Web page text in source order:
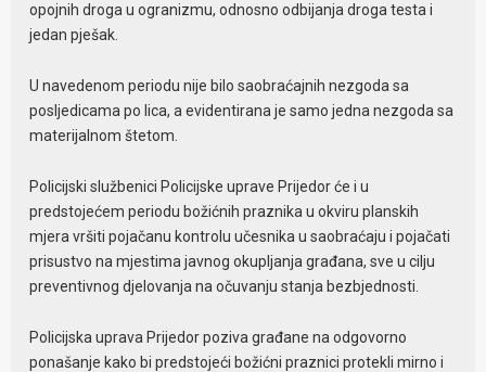
opojnih droga u ogranizmu, odnosno odbijanja droga testa i
jedan pješak.
U navedenom periodu nije bilo saobraćajnih nezgoda sa
posljedicama po lica, a evidentirana je samo jedna nezgoda sa
materijalnom štetom.
Policijski službenici Policijske uprave Prijedor će i u
predstojećem periodu božićnih praznika u okviru planskih
mjera vršiti pojačanu kontrolu učesnika u saobraćaju i pojačati
prisustvo na mjestima javnog okupljanja građana, sve u cilju
preventivnog djelovanja na očuvanju stanja bezbjednosti.
Policijska uprava Prijedor poziva građane na odgovorno
ponašanje kako bi predstojeći božićni praznici protekli mirno i